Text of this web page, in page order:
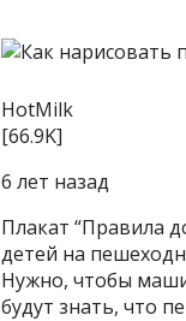
HotMi­lk
[66.9K]
6 лет назад
Плакат “Правила
детей на
Нужно, чтобы
будут знать, что